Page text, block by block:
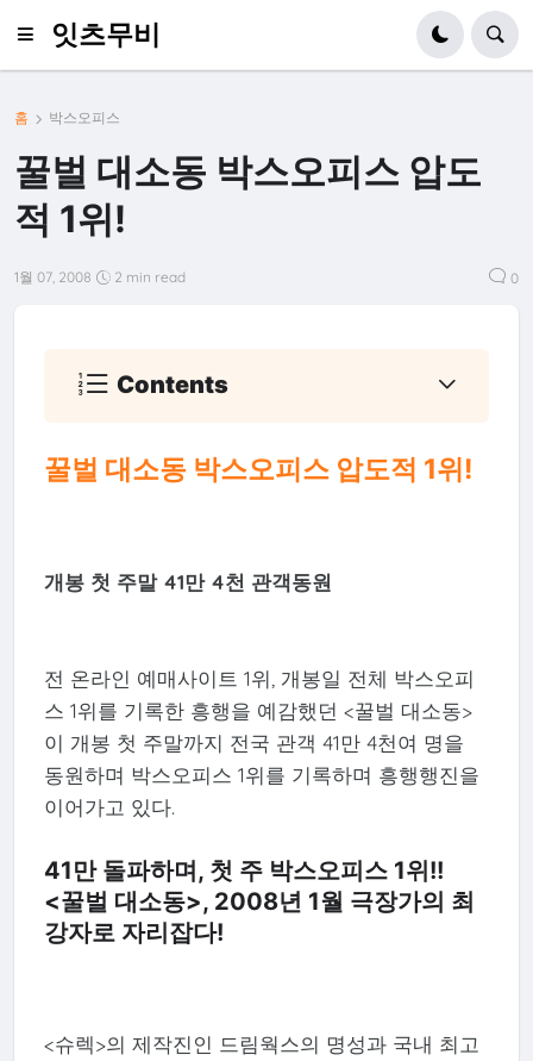
잇츠무비
홈 박스오피스
꿀벌 대소동 박스오피스 압도
적 1위!
1월 07, 2008 2 min read 0
Contents
꿀벌 대소동 박스오피스 압도적 1위!
개봉 첫 주말 41만 4천 관객동원
전 온라인 예매사이트 1위, 개봉일 전체 박스오피
스 1위를 기록한 흥행을 예감했던 <꿀벌 대소동>
이 개봉 첫 주말까지 전국 관객 41만 4천여 명을
동원하며 박스오피스 1위를 기록하며 흥행행진을
이어가고 있다.
41만 돌파하며, 첫 주 박스오피스 1위!!
<꿀벌 대소동>, 2008년 1월 극장가의 최
강자로 자리잡다!
<슈렉>의 제작진인 드림웍스의 명성과 국내 최고